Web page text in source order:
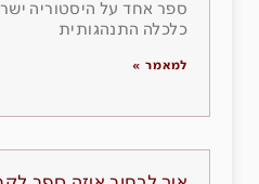
ספר אחד על היסטוריה
כלכלה התנהגותית
למאמר »